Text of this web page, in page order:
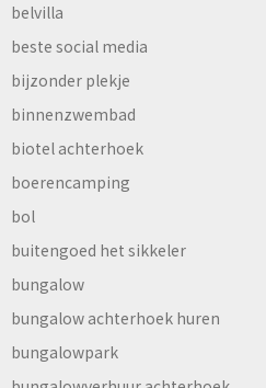
belvilla
beste social media
bijzonder plekje
binnenzwembad
biotel achterhoek
boerencamping
bol
buitengoed het sikkeler
bungalow
bungalow achterhoek huren
bungalowpark